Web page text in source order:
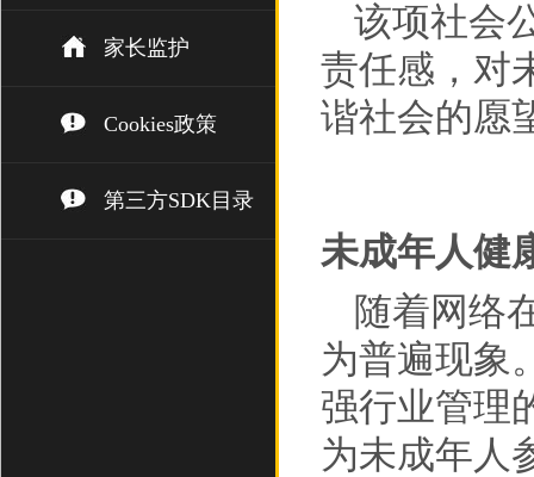
家长监护
Cookies政策
第三方SDK目录
该项社会
责任感，对
谐社会的愿
未成年人健
随着网络
为普遍现象
强行业管理
为未成年人